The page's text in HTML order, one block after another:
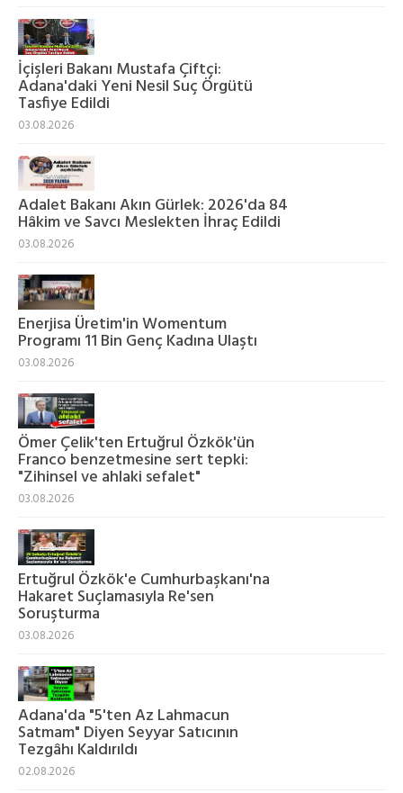
İçişleri Bakanı Mustafa Çiftçi:
Adana'daki Yeni Nesil Suç Örgütü
Tasfiye Edildi
03.08.2026
Adalet Bakanı Akın Gürlek: 2026'da 84
Hâkim ve Savcı Meslekten İhraç Edildi
03.08.2026
Enerjisa Üretim'in Womentum
Programı 11 Bin Genç Kadına Ulaştı
03.08.2026
Ömer Çelik'ten Ertuğrul Özkök'ün
Franco benzetmesine sert tepki:
"Zihinsel ve ahlaki sefalet"
03.08.2026
Ertuğrul Özkök'e Cumhurbaşkanı'na
Hakaret Suçlamasıyla Re'sen
Soruşturma
03.08.2026
Adana'da "5'ten Az Lahmacun
Satmam" Diyen Seyyar Satıcının
Tezgâhı Kaldırıldı
02.08.2026